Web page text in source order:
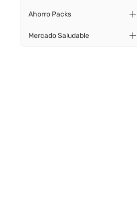
Ahorro Packs
Mercado Saludable